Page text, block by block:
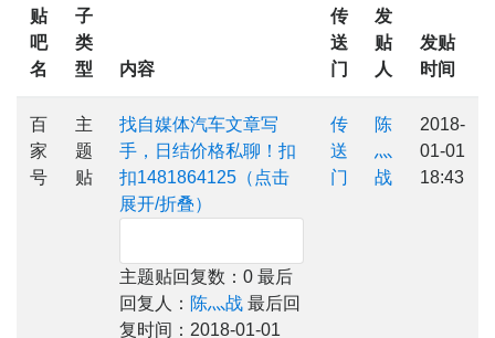
贴
吧
名
子
类
型
内容
传
送
门
发
贴
人
发贴
时间
百
家
号
主
题
贴
找自媒体汽车文章写
手，日结价格私聊！扣
扣1481864125（点击
展开/折叠）
主题贴回复数：0 最后
回复人： 陈灬战 最后回
复时间：2018-01-01
传
送
门
陈
灬
战
2018-
01-01
18:43